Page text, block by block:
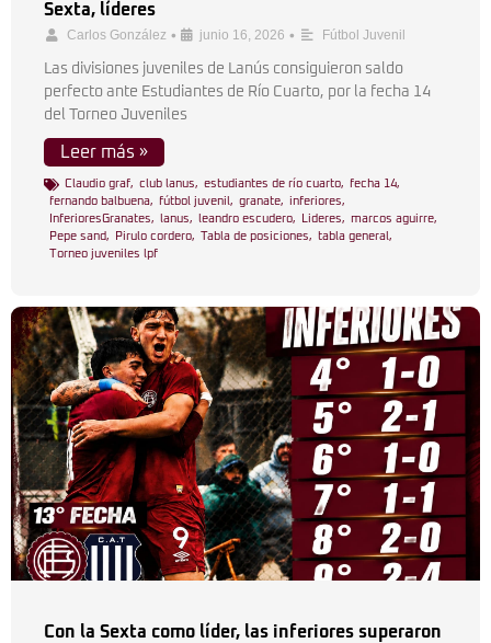
Sexta, líderes
Carlos González • junio 16, 2026 • Fútbol Juvenil
Las divisiones juveniles de Lanús consiguieron saldo
perfecto ante Estudiantes de Río Cuarto, por la fecha 14
del Torneo Juveniles
Leer más »
Claudio graf, club lanus, estudiantes de río cuarto, fecha 14,
fernando balbuena, fútbol juvenil , granate, inferiores,
InferioresGranates, lanus, leandro escudero, Lideres, marcos aguirre,
Pepe sand, Pirulo cordero, Tabla de posiciones, tabla general ,
Torneo juveniles lpf
Con la Sexta como líder, las inferiores superaron